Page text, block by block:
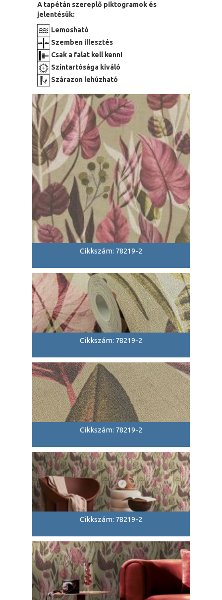
A tapétán szereplő piktogramok és
jelentésük:
Lemosható
Szemben illesztés
Csak a falat kell kenni
Színtartósága kiváló
Szárazon lehúzható
Cikkszám: 78219-2
Cikkszám: 78219-2
Cikkszám: 78219-2
Cikkszám: 78219-2